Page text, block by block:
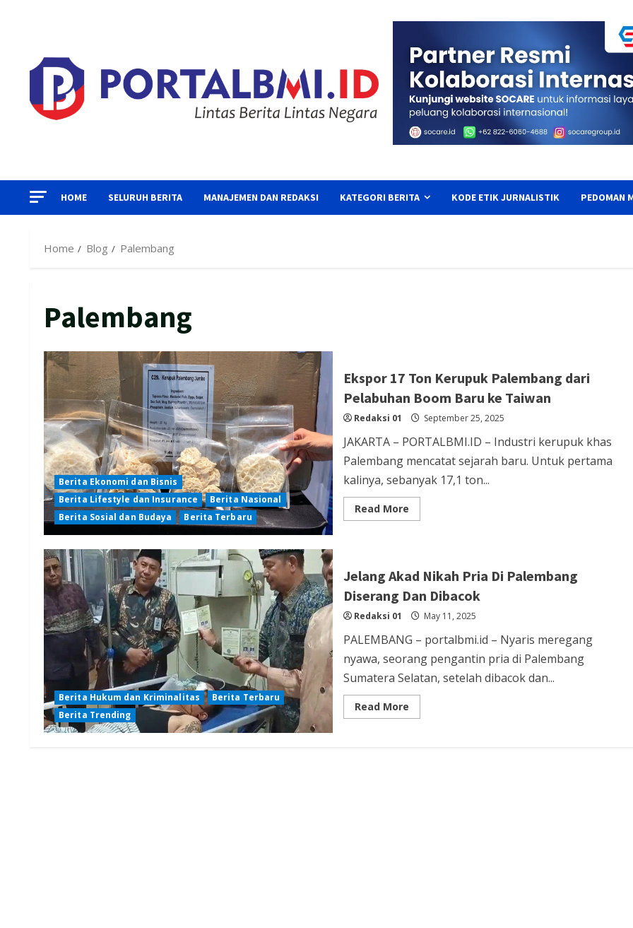
HOME SELURUH BERITA MANAJEMEN DAN REDAKSI KATEGORI BERITA KODE ETIK JURNALISTIK PEDOMAN
Home Blog Palembang
Palembang
Berita Ekonomi dan Bisnis
Berita Lifestyle dan Insurance
Berita Nasional
Berita Sosial dan Budaya
Berita Terbaru
Ekspor 17 Ton Kerupuk Palembang dari
Pelabuhan Boom Baru ke Taiwan
Redaksi 01 September 25, 2025
JAKARTA – PORTALBMI.ID – Industri kerupuk khas
Palembang mencatat sejarah baru. Untuk pertama
kalinya, sebanyak 17,1 ton...
Read MoreRead
more
Palembang
Pelabuhan
Baru
Taiwan
Berita Hukum dan Kriminalitas
Berita Terbaru
Berita Trending
Jelang Akad Nikah Pria Di Palembang
Diserang Dan Dibacok
Redaksi 01 May 11, 2025
PALEMBANG – portalbmi.id – Nyaris meregang
nyawa, seorang pengantin pria di Palembang
Sumatera Selatan, setelah dibacok dan...
Read MoreRead
more